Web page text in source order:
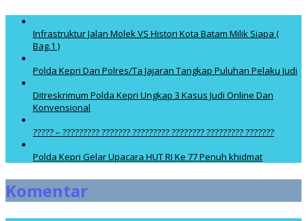
Infrastruktur Jalan Molek VS Histori Kota Batam Milik Siapa (
Bag.1 )
Polda Kepri Dan Polres/Ta Jajaran Tangkap Puluhan Pelaku Judi
Ditreskrimum Polda Kepri Ungkap 3 Kasus Judi Online Dan
Konvensional
????? – ????????? ??????? ????????? ???????? ????????? ???????
Polda Kepri Gelar Upacara HUT RI Ke 77 Penuh khidmat
Komentar